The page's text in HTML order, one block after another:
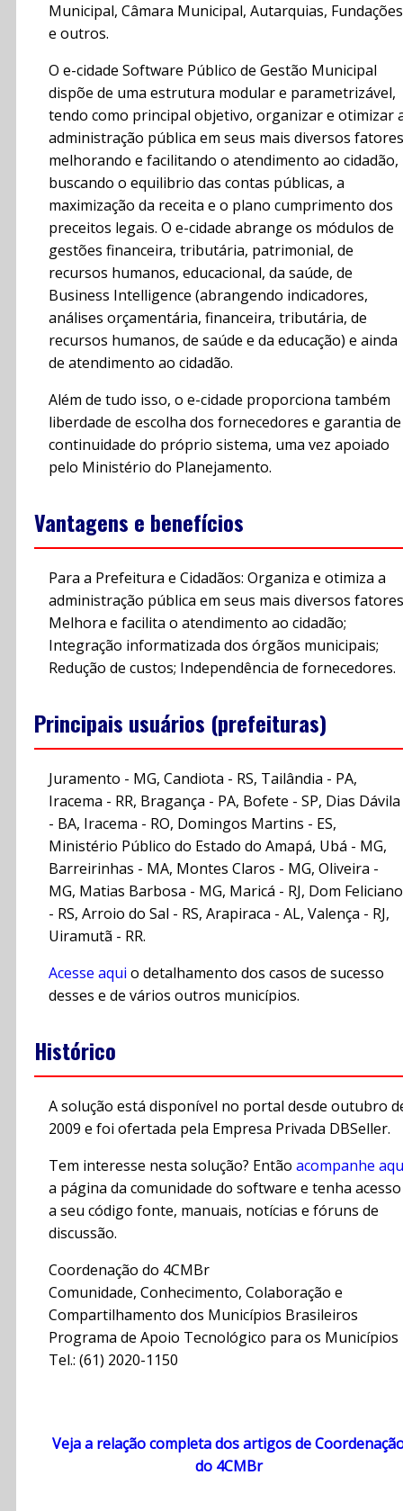
Municipal, Câmara Municipal, Autarquias, Fundações
e outros.
O e-cidade Software Público de Gestão Municipal
dispõe de uma estrutura modular e parametrizável,
tendo como principal objetivo, organizar e otimizar
administração pública em seus mais diversos
melhorando e facilitando o atendimento ao cidadão,
buscando o equilibrio das contas públicas, a
maximização da receita e o plano cumprimento dos
preceitos legais. O e-cidade abrange os módulos de
gestões financeira, tributária, patrimonial, de
recursos humanos, educacional, da saúde, de
Business Intelligence (abrangendo indicadores,
análises orçamentária, financeira, tributária, de
recursos humanos, de saúde e da educação) e ainda
de atendimento ao cidadão.
Além de tudo isso, o e-cidade proporciona também
liberdade de escolha dos fornecedores e garantia de
continuidade do próprio sistema, uma vez apoiado
pelo Ministério do Planejamento.
Vantagens e benefícios
Para a Prefeitura e Cidadãos: Organiza e otimiza a
administração pública em seus mais diversos
Melhora e facilita o atendimento ao cidadão;
Integração informatizada dos órgãos municipais;
Redução de custos; Independência de fornecedores.
Principais usuários (prefeituras)
Juramento - MG, Candiota - RS, Tailândia - PA,
Iracema - RR, Bragança - PA, Bofete - SP, Dias Dávila
- BA, Iracema - RO, Domingos Martins - ES,
Ministério Público do Estado do Amapá, Ubá - MG,
Barreirinhas - MA, Montes Claros - MG, Oliveira -
MG, Matias Barbosa - MG, Maricá - RJ, Dom Feliciano
- RS, Arroio do Sal - RS, Arapiraca - AL, Valença - RJ,
Uiramutã - RR.
Acesse aqui o detalhamento dos casos de sucesso
desses e de vários outros municípios.
Histórico
A solução está disponível no portal desde outubro
2009 e foi ofertada pela Empresa Privada DBSeller.
Tem interesse nesta solução? Então acompanhe
a página da comunidade do software e tenha acesso
a seu código fonte, manuais, notícias e fóruns de
discussão.
Coordenação do 4CMBr
Comunidade, Conhecimento, Colaboração e
Compartilhamento dos Municípios Brasileiros
Programa de Apoio Tecnológico para os Municípios
Tel.: (61) 2020-1150
Veja a relação completa dos artigos de
do 4CMBr